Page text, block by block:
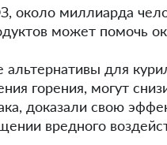
около миллиарда
может помочь
для
горения, могут
доказали свою
вредного